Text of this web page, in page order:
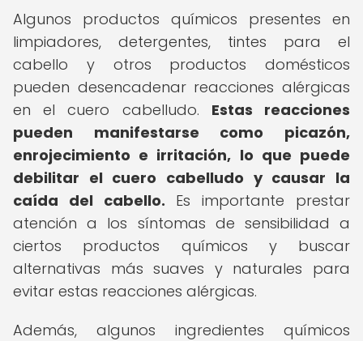
Algunos productos químicos presentes en
limpiadores, detergentes, tintes para el
cabello y otros productos domésticos
pueden desencadenar reacciones alérgicas
en el cuero cabelludo. Estas reacciones
pueden manifestarse como picazón,
enrojecimiento e irritación, lo que puede
debilitar el cuero cabelludo y causar la
caída del cabello. Es importante prestar
atención a los síntomas de sensibilidad a
ciertos productos químicos y buscar
alternativas más suaves y naturales para
evitar estas reacciones alérgicas.
Además, algunos ingredientes químicos